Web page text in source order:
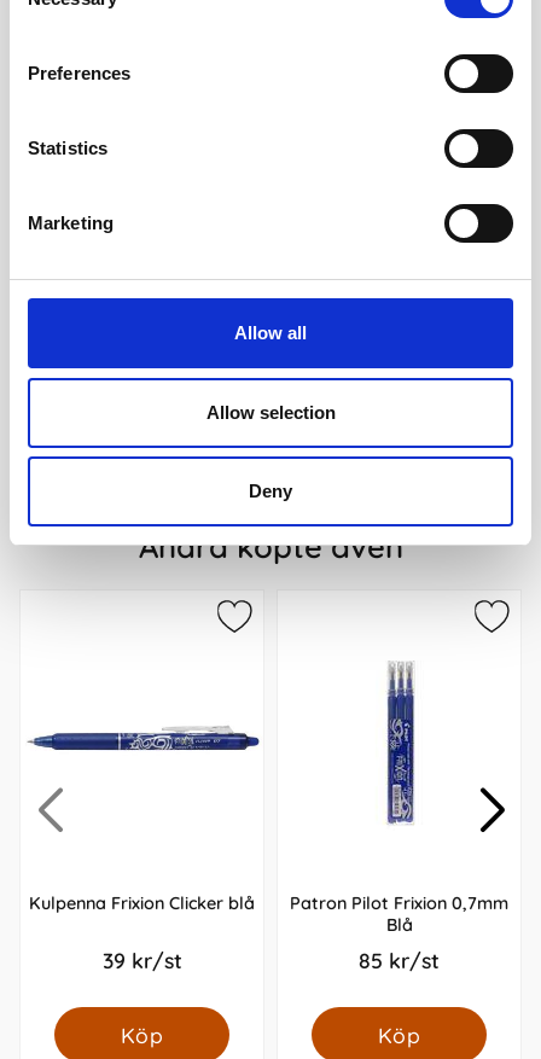
Preferences
Statistics
Marketing
Allow all
Allow selection
Deny
Kalender Business A5 4i1
169 kr/st
Köp
Veckokalender svart plast
2027
119 kr/st
Köp
Andra köpte även
Kulpenna Frixion Clicker blå
39 kr/st
Köp
Patron Pilot Frixion 0,7mm
Blå
85 kr/st
Köp